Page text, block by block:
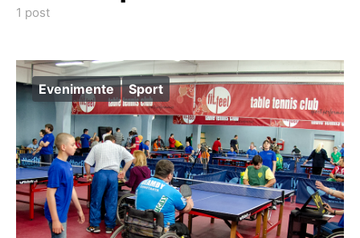
1 post
Evenimente Sport